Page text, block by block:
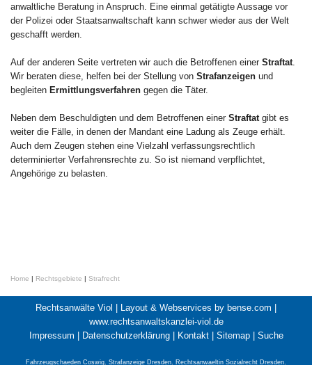
anwaltliche Beratung in Anspruch. Eine einmal getätigte Aussage vor
der Polizei oder Staatsanwaltschaft kann schwer wieder aus der Welt
geschafft werden.
Auf der anderen Seite vertreten wir auch die Betroffenen einer Straftat
Wir beraten diese, helfen bei der Stellung von Strafanzeigen und
begleiten Ermittlungsverfahren gegen die Täter.
Neben dem Beschuldigten und dem Betroffenen einer Straftat gibt es
weiter die Fälle, in denen der Mandant eine Ladung als Zeuge erhält.
Auch dem Zeugen stehen eine Vielzahl verfassungsrechtlich
determinierter Verfahrensrechte zu. So ist niemand verpflichtet,
Angehörige zu belasten.
Home | Rechtsgebiete | Strafrecht
Rechtsanwälte Viol | Layout & Webservices by bense.com |
www.rechtsanwaltskanzlei-viol.de
Impressum | Datenschutzerklärung| Kontakt| Sitemap| Suche
Fahrzeugschaeden Coswig, Strafanzeige Dresden, Rechtsanwaeltin Sozialrecht Dresden,